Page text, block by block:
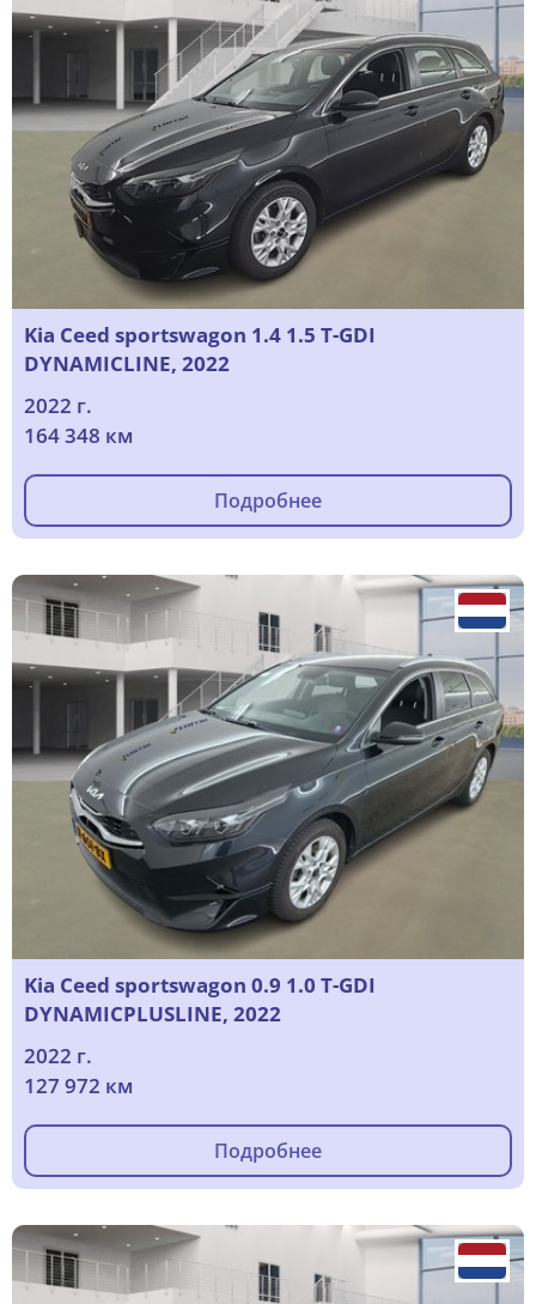
Kia Ceed sportswagon 1.4 1.5 T-GDI
DYNAMICLINE, 2022
2022 г.
164 348 км
Подробнее
Kia Ceed sportswagon 0.9 1.0 T-GDI
DYNAMICPLUSLINE, 2022
2022 г.
127 972 км
Подробнее